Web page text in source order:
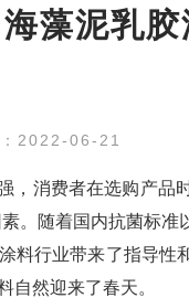
藻泥乳
：2022-06-21
，消费者在选购产品
素。随着国内抗菌标
料行业带来了指导
自然迎来了春天。